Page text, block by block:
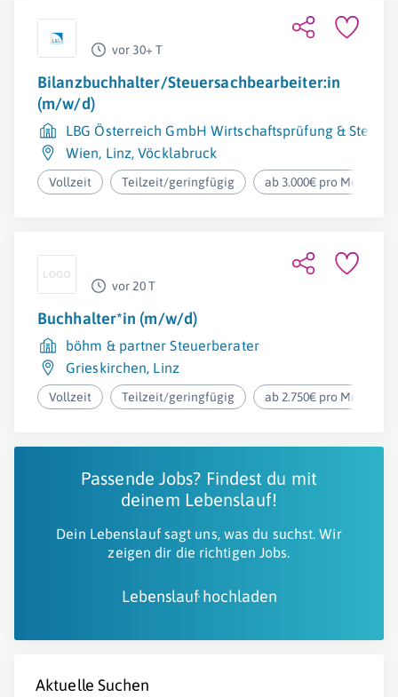
vor 30+ T
Bilanzbuchhalter/Steuersachbearbeiter:in
(m/w/d)
LBG Österreich GmbH Wirtschaftsprüfung &
Wien, Linz,Vöcklabruck
Vollzeit Teilzeit/geringfügig ab 3.000€ pro Monat
vor 20 T
Buchhalter*in (m/w/d)
böhm & partner Steuerberater
Grieskirchen, Linz
Vollzeit Teilzeit/geringfügig ab 2.750€ pro Monat
Passende Jobs? Findest du mit
deinem Lebenslauf!
Dein Lebenslauf sagt uns, was du suchst. Wir
zeigen dir die richtigen Jobs.
Lebenslauf hochladen
Aktuelle Suchen